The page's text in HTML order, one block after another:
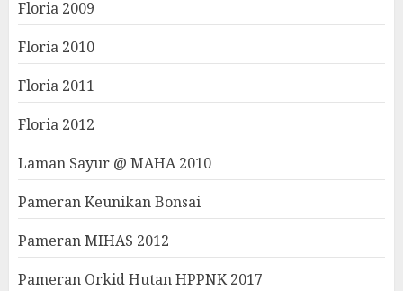
Floria 2009
Floria 2010
Floria 2011
Floria 2012
Laman Sayur @ MAHA 2010
Pameran Keunikan Bonsai
Pameran MIHAS 2012
Pameran Orkid Hutan HPPNK 2017